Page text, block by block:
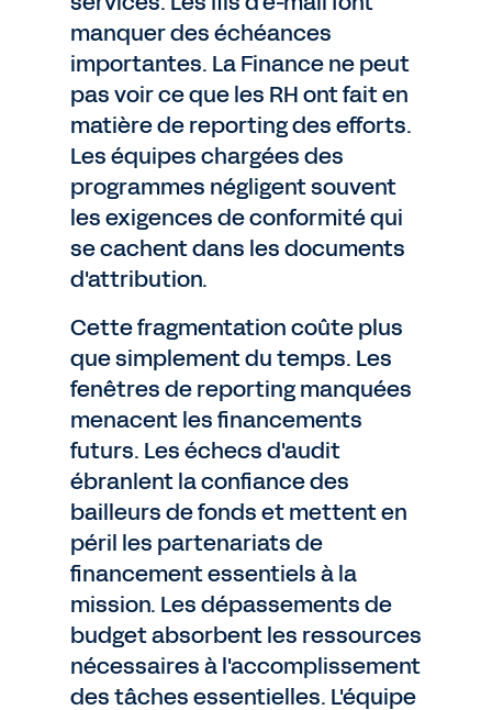
manquer des échéances
importantes. La Finance ne peut
pas voir ce que les RH ont fait en
matière de reporting des efforts.
Les équipes chargées des
programmes négligent souvent
les exigences de conformité qui
se cachent dans les documents
d'attribution.
Cette fragmentation coûte plus
que simplement du temps. Les
fenêtres de reporting manquées
menacent les financements
futurs. Les échecs d'audit
ébranlent la confiance des
bailleurs de fonds et mettent en
péril les partenariats de
financement essentiels à la
mission. Les dépassements de
budget absorbent les ressources
nécessaires à l'accomplissement
des tâches essentielles. L'équipe